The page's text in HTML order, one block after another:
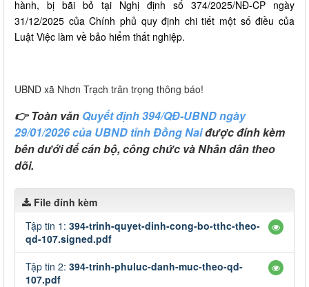
hành, bị bãi bỏ tại Nghị định số 374/2025/NĐ-CP ngày
31/12/2025 của Chính phủ quy định chi tiết một số điều của
Luật Việc làm về bảo hiểm thất nghiệp.
UBND xã Nhơn Trạch trân trọng thông báo!
👉 Toàn văn Quyết định 394/QĐ-UBND ngày
29/01/2026 của UBND tỉnh Đồng Naiđược đính kèm
bên dưới để cán bộ, công chức và Nhân dân theo
dõi.
File đính kèm
Tập tin 1: 394-trinh-quyet-dinh-cong-bo-tthc-theo-
qd-107.signed.pdf
Tập tin 2: 394-trinh-phuluc-danh-muc-theo-qd-
107.pdf